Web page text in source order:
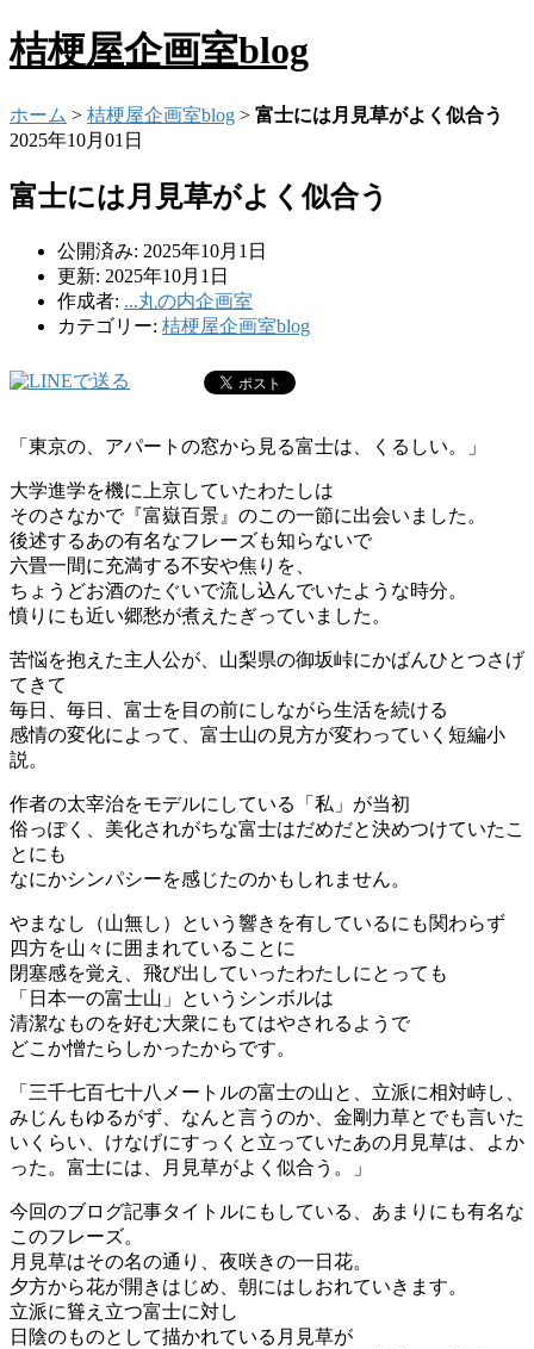
桔梗屋企画室blog
ホーム > 桔梗屋企画室blog > 富士には月見草がよく似合う
2025年10月01日
富士には月見草がよく似合う
公開済み: 2025年10月1日
更新: 2025年10月1日
作成者: ...丸の内企画室
カテゴリー: 桔梗屋企画室blog
「東京の、アパートの窓から見る富士は、くるしい。」
大学進学を機に上京していたわたしは
そのさなかで『富嶽百景』のこの一節に出会いました。
後述するあの有名なフレーズも知らないで
六畳一間に充満する不安や焦りを、
ちょうどお酒のたぐいで流し込んでいたような時分。
憤りにも近い郷愁が煮えたぎっていました。
苦悩を抱えた主人公が、山梨県の御坂峠にかばんひとつさげ
てきて
毎日、毎日、富士を目の前にしながら生活を続ける
感情の変化によって、富士山の見方が変わっていく短編小
説。
作者の太宰治をモデルにしている「私」が当初
俗っぽく、美化されがちな富士はだめだと決めつけていたこ
とにも
なにかシンパシーを感じたのかもしれません。
やまなし（山無し）という響きを有しているにも関わらず
四方を山々に囲まれていることに
閉塞感を覚え、飛び出していったわたしにとっても
「日本一の富士山」というシンボルは
清潔なものを好む大衆にもてはやされるようで
どこか憎たらしかったからです。
「三千七百七十八メートルの富士の山と、立派に相対峙し、
みじんもゆるがず、なんと言うのか、金剛力草とでも言いた
いくらい、けなげにすっくと立っていたあの月見草は、よか
った。富士には、月見草がよく似合う。」
今回のブログ記事タイトルにもしている、あまりにも有名な
このフレーズ。
月見草はその名の通り、夜咲きの一日花。
夕方から花が開きはじめ、朝にはしおれていきます。
立派に聳え立つ富士に対し
日陰のものとして描かれている月見草が